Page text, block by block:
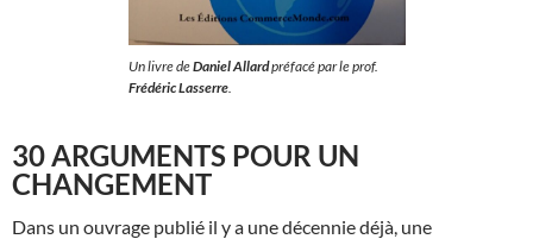
Un livre deDaniel Allardpréfacé par le prof.
Frédéric Lasserre.
30 ARGUMENTS POUR UN
CHANGEMENT
Dans un ouvrage publié il y a une décennie déjà, une